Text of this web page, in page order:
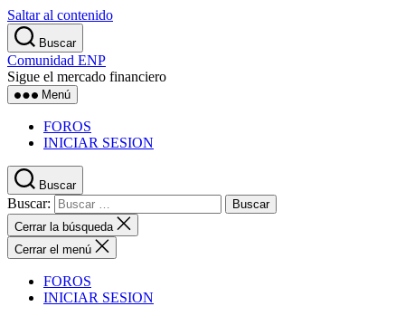
Saltar al contenido
Buscar
Comunidad ENP
Sigue el mercado financiero
Menú
FOROS
INICIAR SESION
Buscar
Buscar:
Cerrar la búsqueda
Cerrar el menú
FOROS
INICIAR SESION